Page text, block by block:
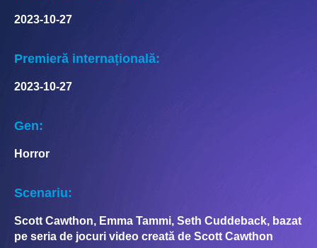
2023-10-27
Premieră internațională:
2023-10-27
Gen:
Horror
Scenariu:
Scott Cawthon, Emma Tammi, Seth Cuddeback, bazat
pe seria de jocuri video creată de Scott Cawthon